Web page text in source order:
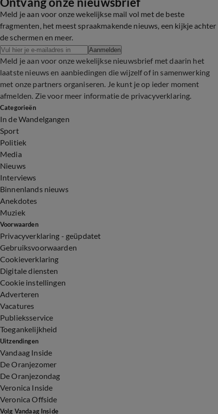
Meld je aan voor onze wekelijkse mail vol met de beste
fragmenten, het meest spraakmakende nieuws, een kijkje achter
de schermen en meer.
Aanmelden
Meld je aan voor onze wekelijkse nieuwsbrief met daarin het
laatste nieuws en aanbiedingen die wijzelf of in samenwerking
met onze partners organiseren. Je kunt je op ieder moment
afmelden. Zie voor meer informatie de privacyverklaring.
Categorieën
In de Wandelgangen
Sport
Politiek
Media
Nieuws
Interviews
Binnenlands nieuws
Anekdotes
Muziek
Voorwaarden
Privacyverklaring - geüpdatet
Gebruiksvoorwaarden
Cookieverklaring
Digitale diensten
Cookie instellingen
Adverteren
Vacatures
Publieksservice
Toegankelijkheid
Uitzendingen
Vandaag Inside
De Oranjezomer
De Oranjezondag
Veronica Inside
Veronica Offside
Volg Vandaag Inside